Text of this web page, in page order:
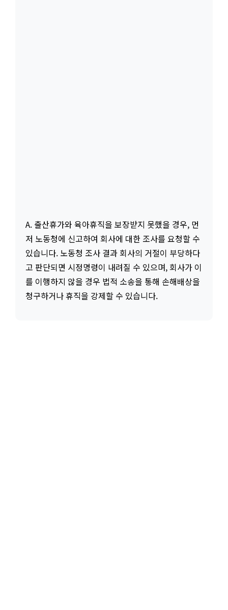
A. 출산휴가와 육아휴직을 보장받지 못했을 경우, 먼
저 노동청에 신고하여 회사에 대한 조사를 요청할 수
있습니다. 노동청 조사 결과 회사의 거절이 부당하다
고 판단되면 시정명령이 내려질 수 있으며, 회사가 이
를 이행하지 않을 경우 법적 소송을 통해 손해배상을
청구하거나 휴직을 강제할 수 있습니다.